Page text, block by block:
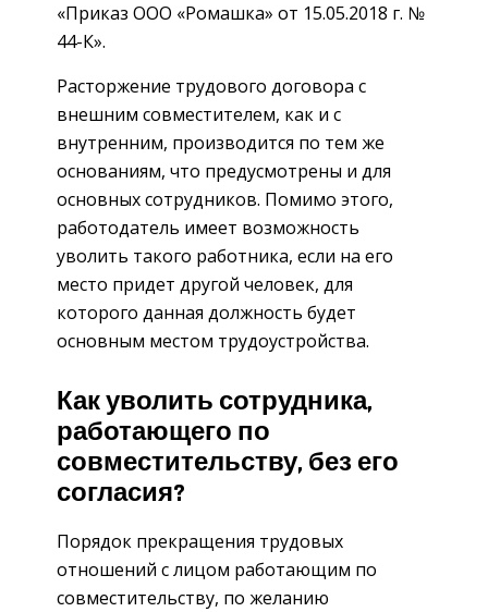
«Приказ ООО «Ромашка» от 15.05.2018 г. №
44-К».
Расторжение трудового договора с
внешним совместителем, как и с
внутренним, производится по тем же
основаниям, что предусмотрены и для
основных сотрудников. Помимо этого,
работодатель имеет возможность
уволить такого работника, если на его
место придет другой человек, для
которого данная должность будет
основным местом трудоустройства.
Как уволить сотрудника,
работающего по
совместительству, без его
согласия?
Порядок прекращения трудовых
отношений с лицом работающим по
совместительству, по желанию